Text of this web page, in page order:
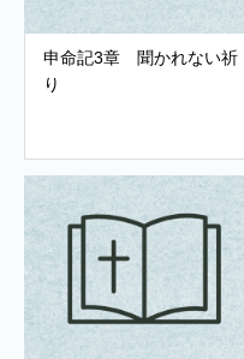
申命記3章 聞かれない祈
り